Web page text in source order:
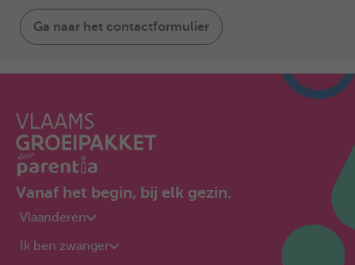
Ga naar het contactformulier
Vanaf het begin, bij elk gezin.
Vlaanderen
Ik ben zwanger